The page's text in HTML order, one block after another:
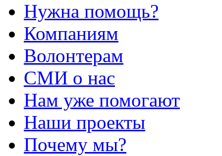
Нужна помощь?
Компаниям
Волонтерам
СМИ о нас
Нам уже помогают
Наши проекты
Почему мы?